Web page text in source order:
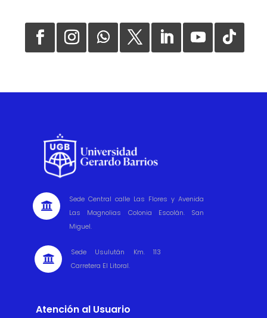

Sede Central calle Las Flores y Avenida
Las Magnolias Colonia Escolán. San
Miguel.

Sede Usulután Km. 113
Carretera El Litoral.
Atención al Usuario